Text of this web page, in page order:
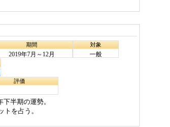
期間
2019年7月～12月
対象
一般
評価
半期の運勢。
を占う。